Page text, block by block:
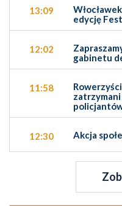
13:09
edycję
12:02
gabinetu
11:58
zatrzymani
12:30 Akcja